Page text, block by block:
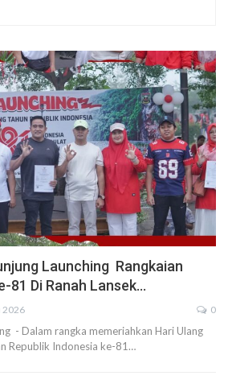
Launching Rangkaian
81 Di Ranah Lansek…
2026 0
- Dalam rangka memeriahkan Hari Ulang
Republik Indonesia ke-81…